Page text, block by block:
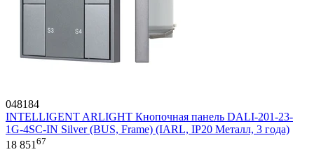
048184
INTELLIGENT ARLIGHT Кнопочная панель DALI-201-23-
1G-4SC-IN Silver (BUS, Frame) (IARL, IP20 Металл, 3 года)
18 85167